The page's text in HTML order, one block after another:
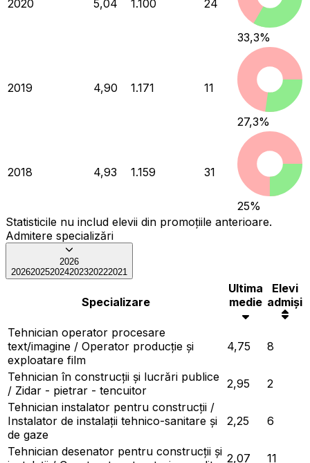
2020 5,04 1.100 24
33,3%
2019 4,90 1.171 11
27,3%
2018 4,93 1.159 31
25%
Statisticile nu includ elevii din promoțiile anterioare.
Admitere specializări
2026
202620252024202320222021
Specializare
Ultima
medie
Elevi
admiși
Tehnician operator procesare
text/imagine / Operator producție și
exploatare film
4,75 8
Tehnician în construcții și lucrări publice
/ Zidar - pietrar - tencuitor
2,95
2
Tehnician instalator pentru construcții /
Instalator de instalații tehnico-sanitare și
de gaze
2,25 6
Tehnician desenator pentru construcții și 2,07 11